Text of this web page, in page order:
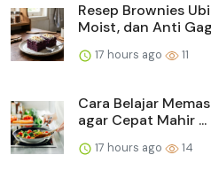
Resep Brownies
Moist, dan Anti
17 hours ago 11
Cara Belajar
agar Cepat Mahir ...
17 hours ago 14